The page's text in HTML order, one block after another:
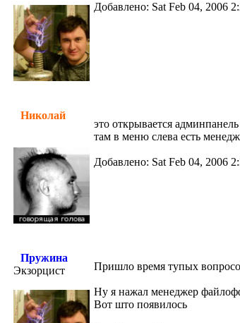
Добавлено: Sat Feb 04, 2006
Николай
это открывается админпанель
там в меню слева есть
Добавлено: Sat Feb 04, 2006
Пружина
Экзорцист
Пришло время тупых
Ну я нажал менеджер
Вот што появилось